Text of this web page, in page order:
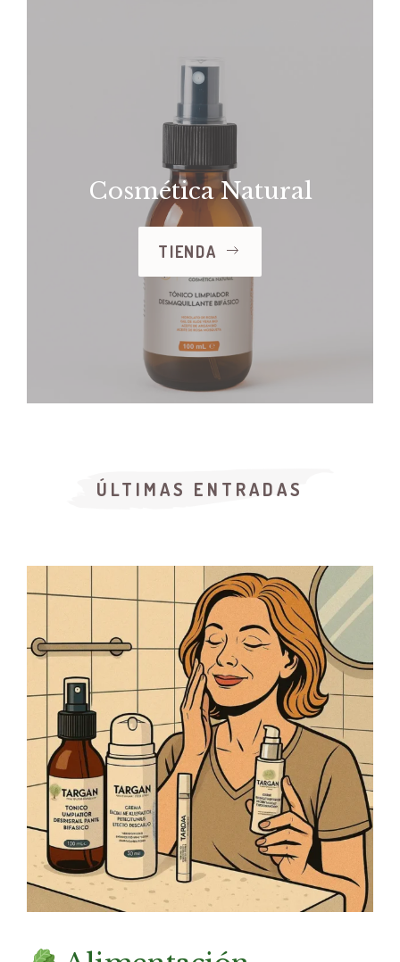
Cosmética Natural
TIENDA
ÚLTIMAS ENTRADAS